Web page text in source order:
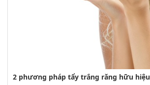
2 phương pháp tẩy trắng răng hữu hiệu